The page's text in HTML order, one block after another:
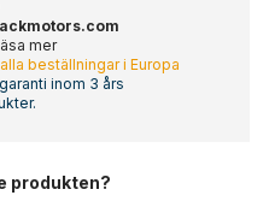
mer
beställningar i Europa
inom 3 års
produkten?